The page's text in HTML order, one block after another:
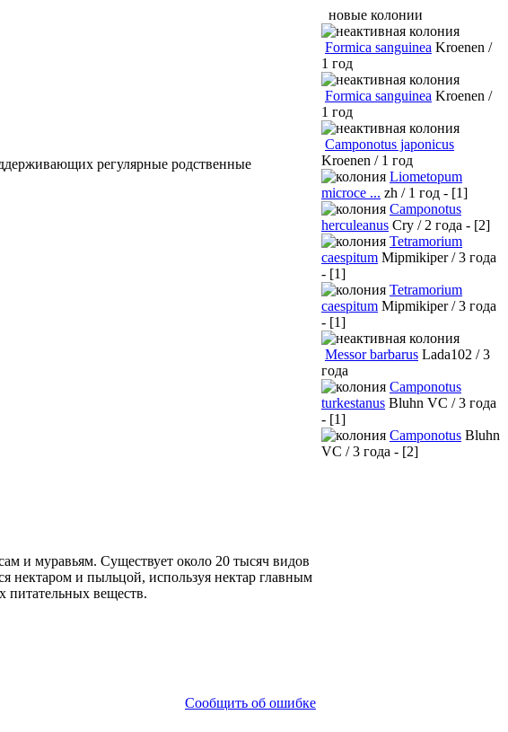
регулярные родственные
и муравьям. Существует около 20 тысяч видов
нектаром и пыльцой, используя нектар главным
питательных веществ.
Сообщить об ошибке
новые колонии
Formica sanguinea Kroenen /
1 год
Formica sanguinea Kroenen /
1 год
Camponotus japonicus
Kroenen / 1 год
Liometopum
microce ... zh / 1 год - [1]
Camponotus
herculeanus Cry / 2 года - [2]
Tetramorium
caespitum Mipmikiper / 3 года
- [1]
Tetramorium
caespitum Mipmikiper / 3 года
- [1]
Messor barbarus Lada102 / 3
года
Camponotus
turkestanus Bluhn VC / 3 года
- [1]
Camponotus Bluhn
VC / 3 года - [2]